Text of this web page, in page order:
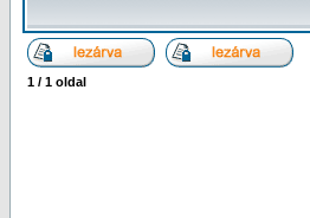
1 / 1 oldal